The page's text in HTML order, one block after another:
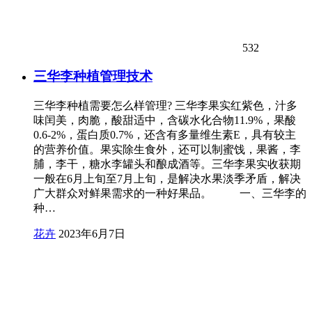
532
三华李种植管理技术
三华李种植需要怎么样管理? 三华李果实红紫色，汁多
味闰美，肉脆，酸甜适中，含碳水化合物11.9%，果酸
0.6-2%，蛋白质0.7%，还含有多量维生素E，具有较主
的营养价值。果实除生食外，还可以制蜜饯，果酱，李
脯，李干，糖水李罐头和酿成酒等。三华李果实收获期
一般在6月上旬至7月上旬，是解决水果淡季矛盾，解决
广大群众对鲜果需求的一种好果品。 一、三华李的
种…
花卉 2023年6月7日